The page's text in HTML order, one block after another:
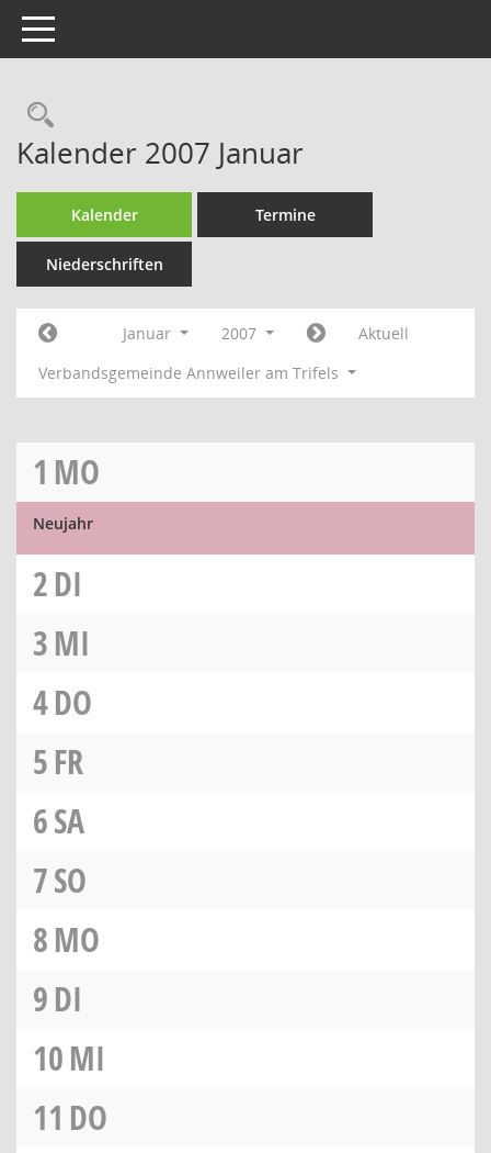
Toggle navigation
Rechercheauswahl
Kalender 2007 Januar
Kalender Termine
Niederschriften
Januar 2007
Aktuell
Verbandsgemeinde Annweiler am Trifels
1 MO
Neujahr
2DI
3MI
4DO
5FR
6SA
7SO
8MO
9DI
10MI
11 DO